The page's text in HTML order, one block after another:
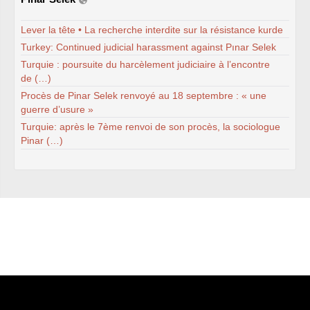
INRAE
Ile de France
Montpellier
Rennes
COMMISSIONS ET RÉSEAUX
Précarité
Statut titulaire -
antiracisme
Formation permanente
Année 2025
Lever la tête • La recherche interdite sur la résistance kurde
Turkey: Continued judicial harassment against Pınar Selek
Turquie : poursuite du harcèlement judiciaire à l’encontre
de (…)
Procès de Pinar Selek renvoyé au 18 septembre : « une
guerre d’usure »
Turquie: après le 7ème renvoi de son procès, la sociologue
Pinar (…)